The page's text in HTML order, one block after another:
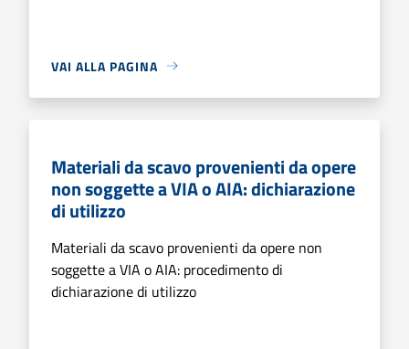
VAI ALLA PAGINA
Materiali da scavo provenienti da opere
non soggette a VIA o AIA: dichiarazione
di utilizzo
Materiali da scavo provenienti da opere non
soggette a VIA o AIA: procedimento di
dichiarazione di utilizzo